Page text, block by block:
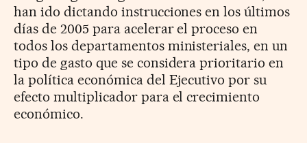
han ido dictando instrucciones en los últimos
días de 2005 para acelerar el proceso en
todos los departamentos ministeriales, en un
tipo de gasto que se considera prioritario en
la política económica del Ejecutivo por su
efecto multiplicador para el crecimiento
económico.